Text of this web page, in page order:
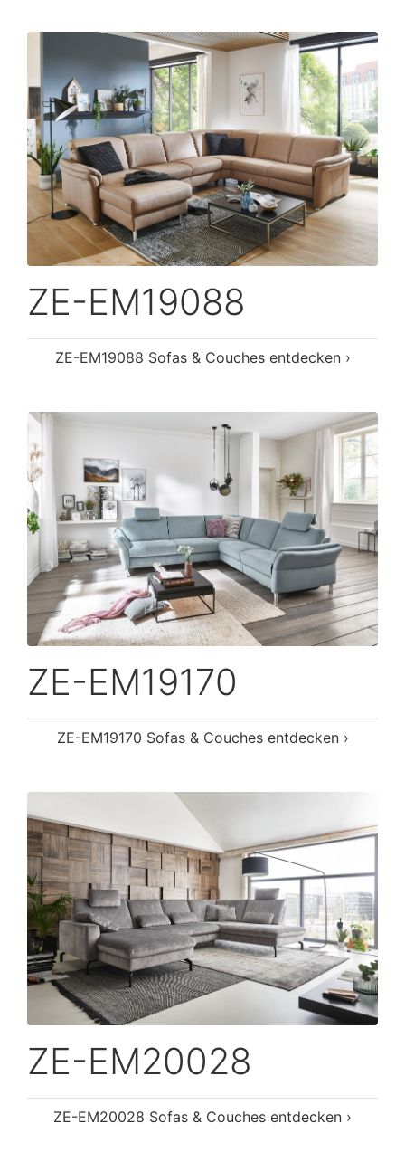
ZE-EM19088
ZE-EM19088 Sofas & Couches entdecken ›
ZE-EM19170
ZE-EM19170 Sofas & Couches entdecken ›
ZE-EM20028
ZE-EM20028 Sofas & Couches entdecken ›